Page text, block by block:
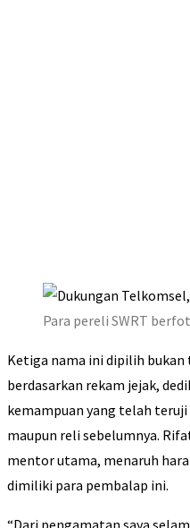
Para pereli SWRT
Ketiga nama ini dipilih
berdasarkan rekam jejak,
kemampuan yang telah
maupun reli sebelumnya.
mentor utama, menaruh
dimiliki para pembalap ini.